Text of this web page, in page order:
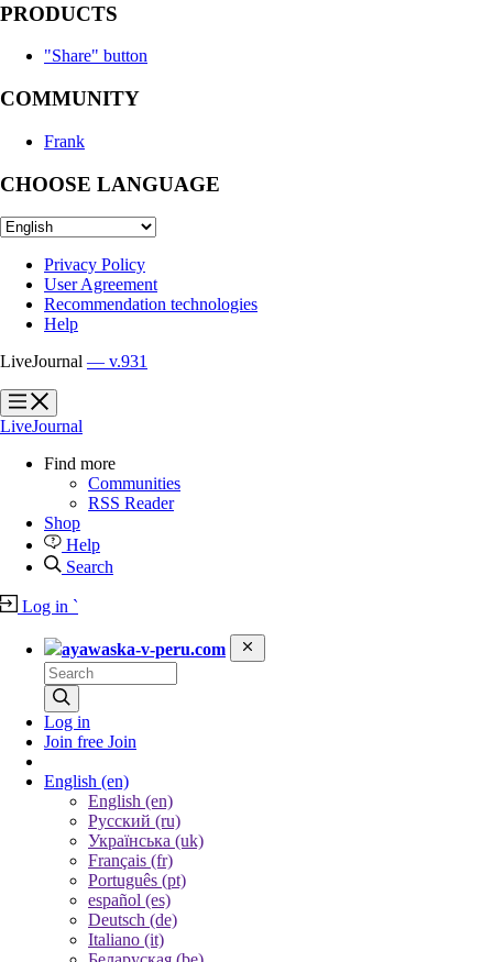
PRODUCTS
"Share" button
COMMUNITY
Frank
CHOOSE LANGUAGE
Privacy Policy
User Agreement
Recommendation technologies
Help
LiveJournal — v.931
?
?
LiveJournal
Find more
Communities
RSS Reader
Shop
Help
Search
Log in `
ayawaska-v-peru.com
Log in
Join free Join
English (en)
English (en)
Русский (ru)
Українська (uk)
Français (fr)
Português (pt)
español (es)
Deutsch (de)
Italiano (it)